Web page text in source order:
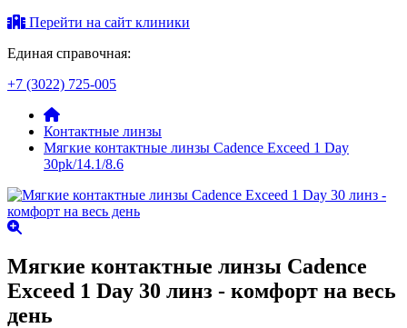
Перейти на сайт клиники
Единая справочная:
+7 (3022) 725-005
Контактные линзы
Мягкие контактные линзы Cadence Exceed 1 Day
30pk/14.1/8.6
Мягкие контактные линзы Cadence
Exceed 1 Day 30 линз - комфорт на весь
день